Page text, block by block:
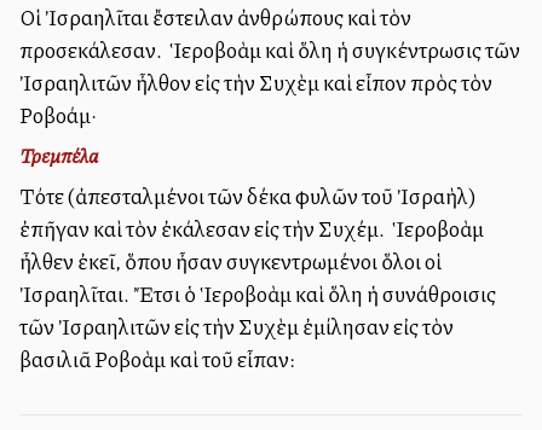
Οἱ Ἰσραηλῖται ἔστειλαν ἀνθρώπους καὶ τὸν
προσεκάλεσαν. Ὁ Ἱεροβοὰμ καὶ ὅλη ἡ συγκέντρωσις τῶν
Ἰσραηλιτῶν ἦλθον εἰς τὴν Συχὲμ καὶ εἶπον πρὸς τὸν
Ροβοάμ·
Τρεμπέλα
Τότε (ἀπεσταλμένοι τῶν δέκα φυλῶν τοῦ Ἰσραὴλ)
ἐπῆγαν καὶ τὸν ἐκάλεσαν εἰς τὴν Συχέμ. Ὁ Ἱεροβοὰμ
ἦλθεν ἐκεῖ, ὅπου ἦσαν συγκεντρωμένοι ὅλοι οἱ
Ἰσραηλῖται. Ἔτσι ὁ Ἱεροβοὰμ καὶ ὅλη ἡ συνάθροισις
τῶν Ἰσραηλιτῶν εἰς τὴν Συχὲμ ἐμίλησαν εἰς τὸν
βασιλιᾶ Ροβοὰμ καὶ τοῦ εἶπαν: